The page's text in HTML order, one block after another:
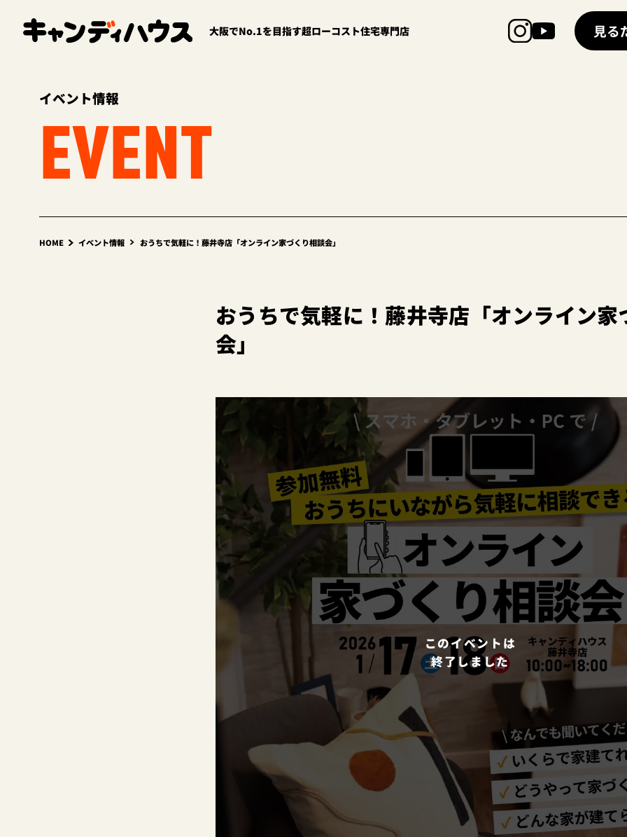
大阪でNo.1を目指す超ローコスト住宅専門店 見る
イベント情報
EVENT
HOME イベント情報 おうちで気軽に！藤井寺店「オンライン家づくり相談会」
おうちで気軽に！藤井寺店「オンライン家
会」
このイベントは
終了しました